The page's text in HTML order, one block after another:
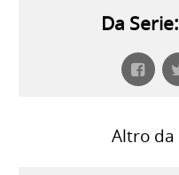
Da
Altro da